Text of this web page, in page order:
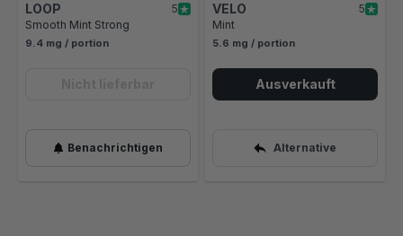
LOOP
5
Smooth Mint Strong
9.4 mg / portion
Benachrichtigen
VELO
5
Mint
5.6 mg / portion
Ausverkauft
Alternative